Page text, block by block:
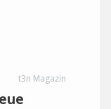
t3n Magazin